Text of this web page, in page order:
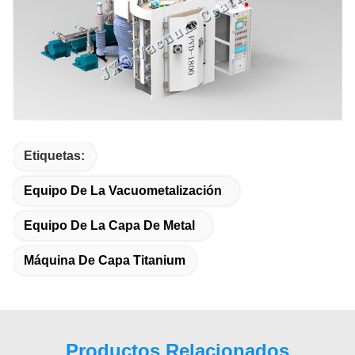
Etiquetas:
Equipo De La Vacuometalización
Equipo De La Capa De Metal
Máquina De Capa Titanium